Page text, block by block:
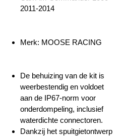
2011-2014
Merk: MOOSE RACING
De behuizing van de kit is
weerbestendig en voldoet
aan de IP67-norm voor
onderdompeling, inclusief
waterdichte connectoren.
Dankzij het spuitgietontwerp